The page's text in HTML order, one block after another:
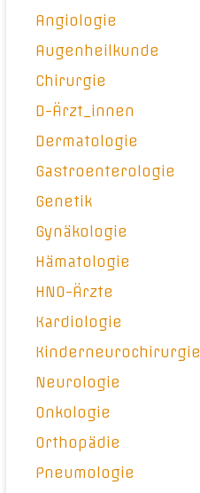
Angiologie
Augenheilkunde
Chirurgie
D-Ärzt_innen
Dermatologie
Gastroenterologie
Genetik
Gynäkologie
Hämatologie
HNO-Ärzte
Kardiologie
Kinderneurochirurgie
Neurologie
Onkologie
Orthopädie
Pneumologie